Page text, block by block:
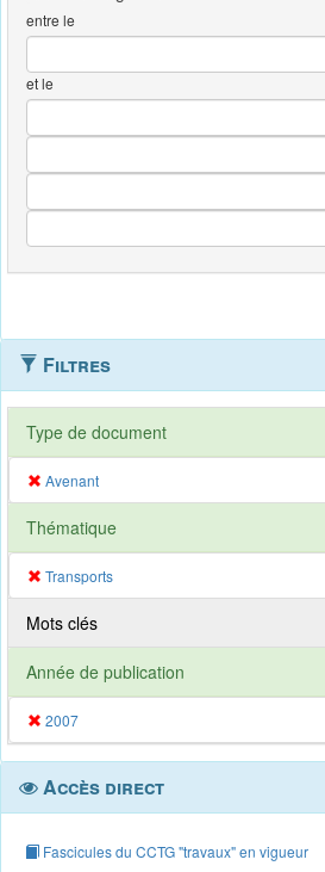
entre le
et le
Filtres
Type de document
Avenant
Thématique
Transports
Mots clés
Année de publication
2007
Accès direct
Fascicules du CCTG "travaux" en vigueur